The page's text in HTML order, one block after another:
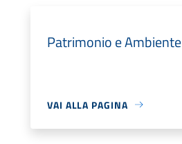
Patrimonio e Ambiente
VAI ALLA PAGINA